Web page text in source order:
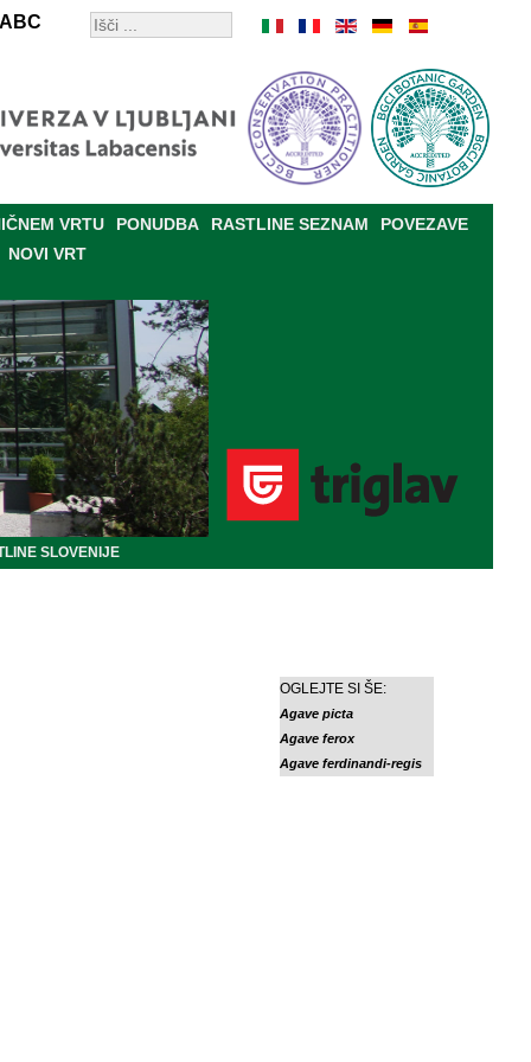
ABC
VRTU PONUDBA RASTLINE SEZNAM
POVEZAVE
NOVI VRT
SLOVENIJE
OGLEJTE SI ŠE:
Agave picta
Agave ferox
Agave ferdinandi-regis